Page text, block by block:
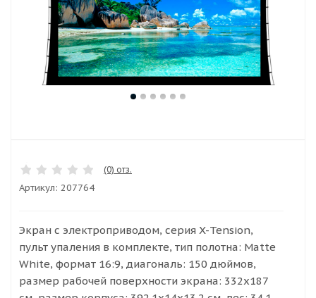
(0) отз.
Артикул: 207764
Экран c электроприводом, серия X-Tension,
пульт упаления в комплекте, тип полотна: Matte
White, формат 16:9, диагональ: 150 дюймов,
размер рабочей поверхности экрана: 332x187